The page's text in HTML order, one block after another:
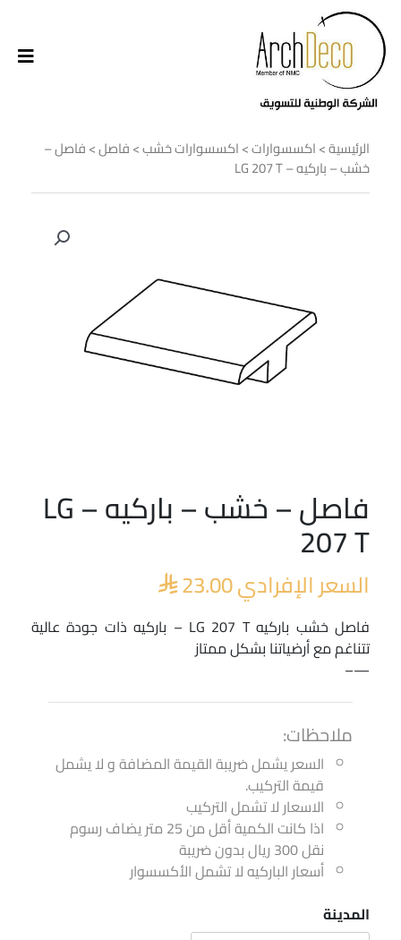
الرئيسية>اكسسوارات>اكسسوارات خشب>فاصل> فاصل –
خشب – باركيه – LG 207 T
فاصل – خشب – باركيه – LG
207 T
السعر الإفرادي 23.00
فاصل خشب باركيه LG 207 T – باركيه ذات جودة عالية
تتناغم مع أرضياتنا بشكل ممتاز
—–
ملاحظات:
السعر يشمل ضريبة القيمة المضافة و لا يشمل
قيمة التركيب.
الاسعار لا تشمل التركيب
اذا كانت الكمية أقل من 25 متر يضاف رسوم
نقل 300 ريال بدون ضريبة
أسعار الباركيه لا تشمل الأكسسوار
المدينة